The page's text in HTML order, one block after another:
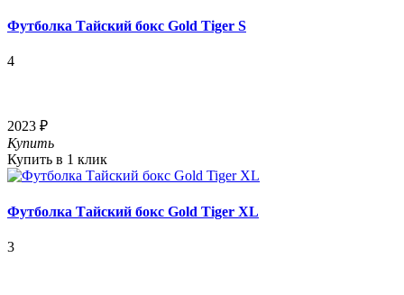
Футболка Тайский бокс Gold Tiger S
4
2023 ₽
Купить
Купить в 1 клик
Футболка Тайский бокс Gold Tiger XL
3